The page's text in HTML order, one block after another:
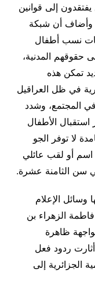
إلى قوانين
وأضاف أن شبكة
متعلقا بإثبات نسب أطفال
حقوقهم المدنية،
تمكن هذه
في ظل العراقيل
المجتمع، وشدد
استقبال الأطفال
لا توفر الجو
اسم أو لقب عائلي
سن الثامنة عشرة.
وسائل الإعلام
فاطمة الزهراء بن
ظاهرة
ردود فعل
الجزائرية إلى